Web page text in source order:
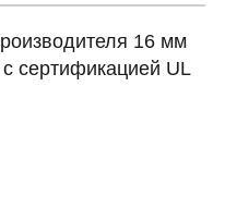
wordpress/wp-
16 мм IP67
UL" class="_full"
16 мм
сертификацией UL